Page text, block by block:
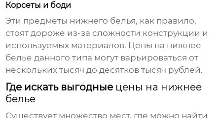
Корсеты и боди
Эти предметы нижнего белья, как правило,
стоят дороже из-за сложности конструкции и
используемых материалов. Цены на нижнее
белье данного типа могут варьироваться от
нескольких тысяч до десятков тысяч рублей.
Где искать выгодные цены на нижнее
белье
Существует множество мест, где можно найти